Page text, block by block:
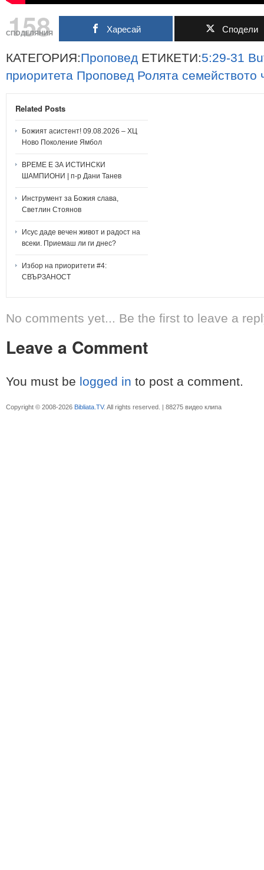
158
СПОДЕЛЯНИЯ Харесай Сподели
КАТЕГОРИЯ:Проповед ЕТИКЕТИ:5:29-31
приоритета Проповед Ролята семейството
Related Posts
Божият асистент! 09.08.2026 – ХЦ
Ново Поколение Ямбол
ВРЕМЕ Е ЗА ИСТИНСКИ
ШАМПИОНИ | п-р Дани Танев
Инструмент за Божия слава,
Светлин Стоянов
Исус даде вечен живот и радост на
всеки. Приемаш ли ги днес?
Избор на приоритети #4:
СВЪРЗАНОСТ
No comments yet... Be the first to leave a
Leave a Comment
You must be logged in to post a comment.
Copyright © 2008-2026 Bibliata.TV. All rights reserved. | 88275 видео клипа